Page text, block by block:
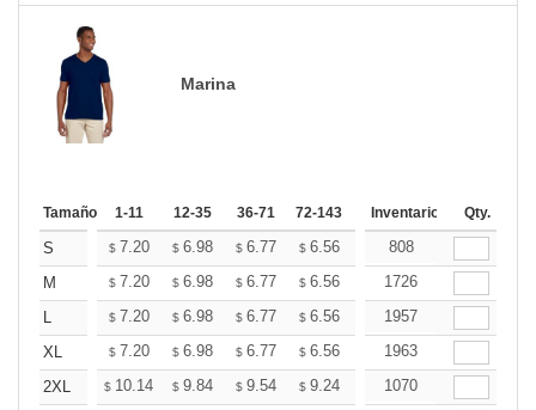
Marina
Tamaño 1-11 12-35 36-71 72-143 144-287 288 + Mas
Inventario Qty.
S $ 7.20 $ 6.98 $ 6.77 $ 6.56 6.34
808
M
$ 7.20 $ 6.98 $ 6.77 $ 6.56 6.34
1726
L
$ 7.20 $ 6.98 $ 6.77 $ 6.56 6.34
1957
XL
$ 7.20 $ 6.98 $ 6.77 $ 6.56 6.34
1963
2XL
$ 10.14 $ 9.84 $ 9.54 $ 9.24 8.94
1070